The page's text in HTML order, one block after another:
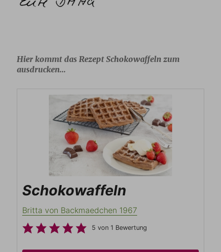
Hier kommt das Rezept Schokowaffeln zum
ausdrucken…
Schokowaffeln
Britta von Backmaedchen 1967
5 von 1 Bewertung